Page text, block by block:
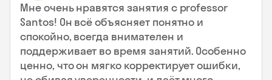
Мне очень нравятся занятия с professor
Santos! Он всё объясняет понятно и
спокойно, всегда внимателен и
поддерживает во время занятий. Особенно
ценно, что он мягко корректирует ошибки,